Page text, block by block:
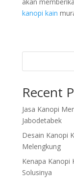
kanopi kain
Recent
Jasa Kanopi
Jabodetabek
Desain Kanopi
Melengkung
Kenapa Kanopi
Solusinya